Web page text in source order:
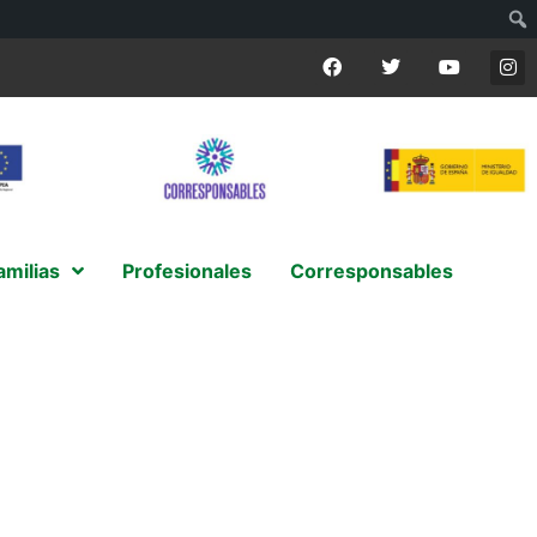
Profesionales Corresponsables